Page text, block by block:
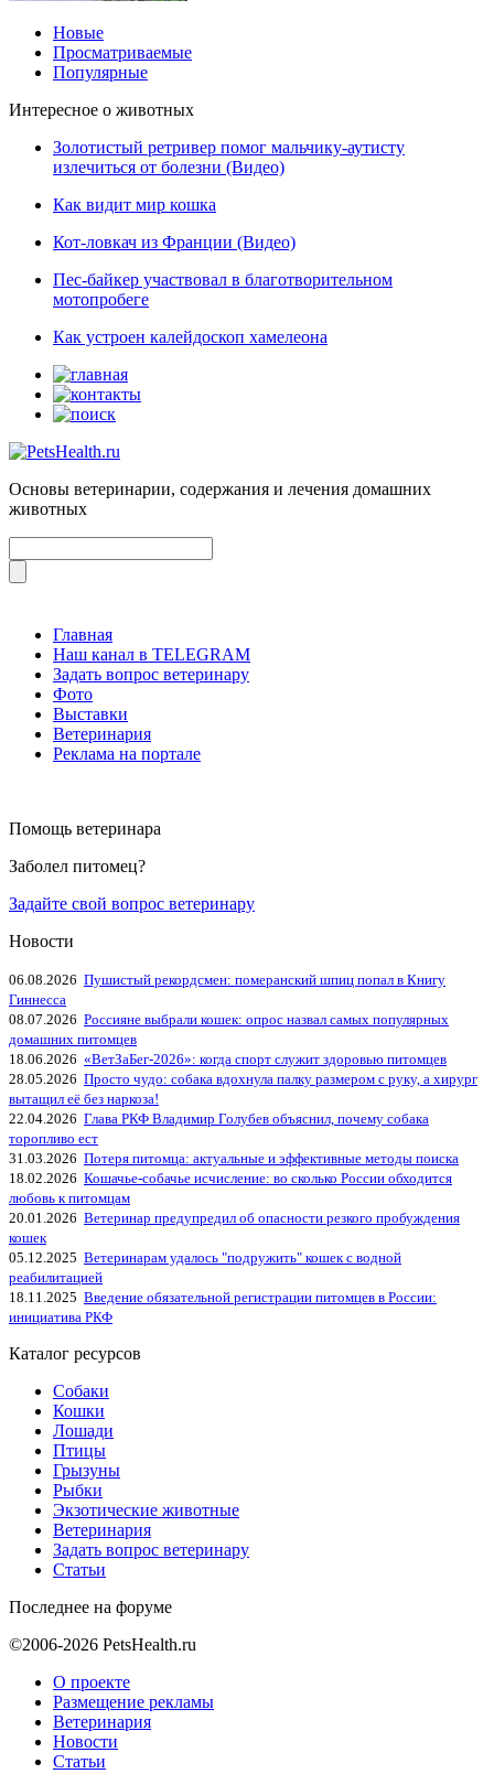
Новые
Просматриваемые
Популярные
Интересное о животных
Золотистый ретривер помог мальчику-аутисту
излечиться от болезни (Видео)
Как видит мир кошка
Кот-ловкач из Франции (Видео)
Пес-байкер участвовал в благотворительном
мотопробеге
Как устроен калейдоскоп хамелеона
Основы ветеринарии, содержания и лечения домашних
животных
Главная
Наш канал в TELEGRAM
Задать вопрос ветеринару
Фото
Выставки
Ветеринария
Реклама на портале
Помощь ветеринара
Заболел питомец?
Задайте свой вопрос ветеринару
Новости
06.08.2026 Пушистый рекордсмен: померанский шпиц попал в Книгу
Гиннесса
08.07.2026 Россияне выбрали кошек: опрос назвал самых популярных
домашних питомцев
18.06.2026 «ВетЗаБег‑2026»: когда спорт служит здоровью питомцев
28.05.2026 Просто чудо: собака вдохнула палку размером с руку, а хирург
вытащил её без наркоза!
22.04.2026 Глава РКФ Владимир Голубев объяснил, почему собака
торопливо ест
31.03.2026 Потеря питомца: актуальные и эффективные методы поиска
18.02.2026 Кошачье-собачье исчисление: во сколько России обходится
любовь к питомцам
20.01.2026 Ветеринар предупредил об опасности резкого пробуждения
кошек
05.12.2025 Ветеринарам удалось "подружить" кошек с водной
реабилитацией
18.11.2025 Введение обязательной регистрации питомцев в России:
инициатива РКФ
Каталог ресурсов
Собаки
Кошки
Лошади
Птицы
Грызуны
Рыбки
Экзотические животные
Ветеринария
Задать вопрос ветеринару
Статьи
Последнее на форуме
©2006-2026 PetsHealth.ru
О проекте
Размещение рекламы
Ветеринария
Новости
Статьи